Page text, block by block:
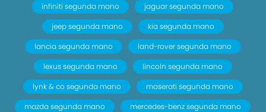
infiniti segunda mano
jaguar segunda mano
jeep segunda mano
kia segunda mano
lancia segunda mano
land-rover segunda mano
lexus segunda mano
lincoln segunda mano
lynk & co segunda mano
maserati segunda mano
mazda segunda mano
mercedes-benz segunda mano